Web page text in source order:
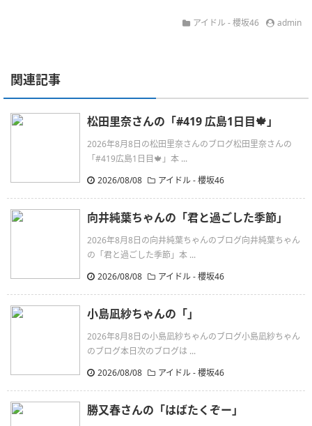
アイドル - 櫻坂46 admin
関連記事
松田里奈さんの「#419 広島1日目🍁」
2026年8月8日の松田里奈さんのブログ松田里奈さんの
「#419広島1日目🍁」本 ...
2026/08/08
アイドル - 櫻坂46
向井純葉ちゃんの「君と過ごした季節」
2026年8月8日の向井純葉ちゃんのブログ向井純葉ちゃん
の「君と過ごした季節」本 ...
2026/08/08
アイドル - 櫻坂46
小島凪紗ちゃんの「」
2026年8月8日の小島凪紗ちゃんのブログ小島凪紗ちゃん
のブログ本日次のブログは ...
2026/08/08
アイドル - 櫻坂46
勝又春さんの「はばたくぞー」